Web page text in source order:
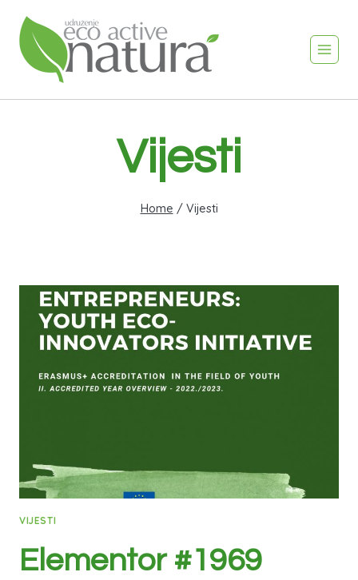
Vijesti
Home / Vijesti
VIJESTI
Elementor #1969